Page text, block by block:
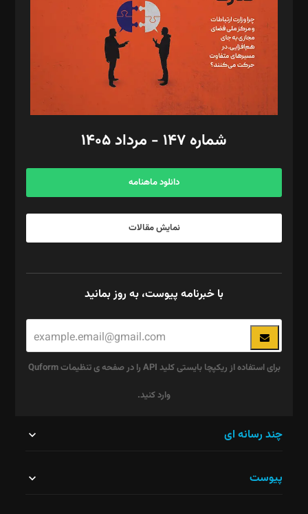
ویرایش: نگار استاد‌‌آقا
طراح یونیفرم: مجید توکلی
فیلمبرداری و عکاسی: امیر شفیعی، مانی لطفی زاده
گرافیک و صفحه‌آرایی: سید‌سبحان‌علی ثابت
مد‌یر توسعه تجاری: کامبیز برید‌
امور مالی: شاپور رهبری، محمد‌ کاظمی‌نیا
آگهی و مشترکین: ۰۹۱۹۹۹۹۰۴۵۴
شماره ۱۴۷ - مرداد ۱۴۰۵
دانلود ماهنامه
نمایش مقالات
با خبرنامه پیوست، به روز بمانید
برای استفاده از ریکپچا بایستی کلید API را در صفحه ی تنظیمات Quform
وارد کنید.
نباید
چند رسانه ای
پیوست